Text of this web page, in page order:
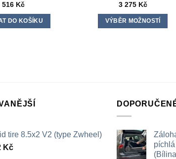
516 Kč
DO KOŠÍKU
3 275 Kč
VÝBĚR MOŽNOSTÍ
lze
stránce
produktu
tire 8.5x2 V2 (type Zwheel)
Kč